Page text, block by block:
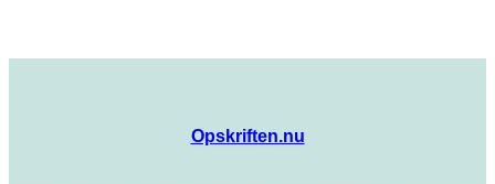
Opskriften.nu